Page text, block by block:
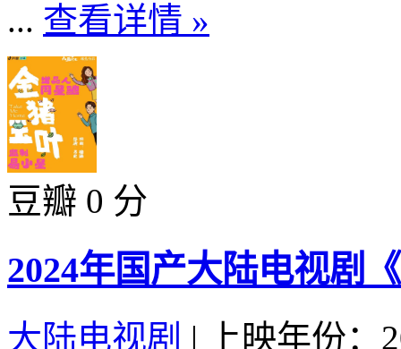
... 查看详情 »
豆瓣 0 分
2024年国产大陆电视剧
大陆电视剧 | 上映年份：